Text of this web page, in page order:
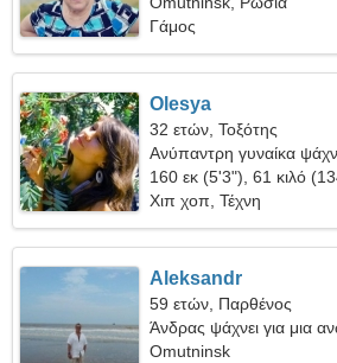
Γάμος
Olesya
32 ετών, Τοξότης
Ανύπαντρη γυναίκα
160 εκ (5'3"), 61 κιλό
Χιπ χοπ, Τέχνη
Aleksandr
59 ετών, Παρθένος
Άνδρας ψάχνει για μια
Omutninsk